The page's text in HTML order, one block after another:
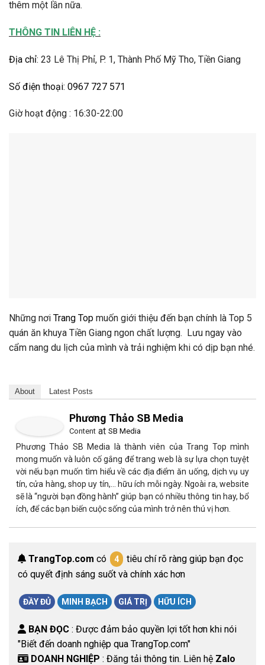
thêm một lần nữa.
THÔNG TIN LIÊN HỆ :
Địa chỉ: 23 Lê Thị Phỉ, P. 1, Thành Phố Mỹ Tho, Tiền Giang
Số điện thoại: 0967 727 571
Giờ hoạt động : 16:30-22:00
Những nơi Trang Top muốn giới thiệu đến bạn chính là Top 5
quán ăn khuya Tiền Giang ngon chất lượng. Lưu ngay vào
cẩm nang du lịch của mình và trải nghiệm khi có dịp bạn nhé.
About Latest Posts
Phương Thảo SB Media
Content at SB Media
Phương Thảo SB Media là thành viên của Trang Top mình
mong muốn và luôn cố gắng để trang web là sự lựa chọn tuyệt
vời nếu bạn muốn tìm hiểu về các địa điểm ăn uống, dịch vụ uy
tín, cửa hàng, shop uy tín,… hữu ích mỗi ngày. Ngoài ra, website
sẽ là “người bạn đồng hành” giúp bạn có nhiều thông tin hay, bổ
ích, để các bạn biến cuộc sống của mình trở nên thú vị hơn.
TrangTop.com có 4
tiêu chí rõ ràng giúp bạn đọc
có quyết định sáng suốt và chính xác hơn
ĐẦY ĐỦ MINH BẠCH GIÁ TRỊ HỮU ÍCH
BẠN ĐỌC : Được đảm bảo quyền lợi tốt hơn khi nói
"Biết đến doanh nghiệp qua TrangTop.com"
DOANH NGHIỆP : Đăng tải thông tin. Liên hệ Zalo